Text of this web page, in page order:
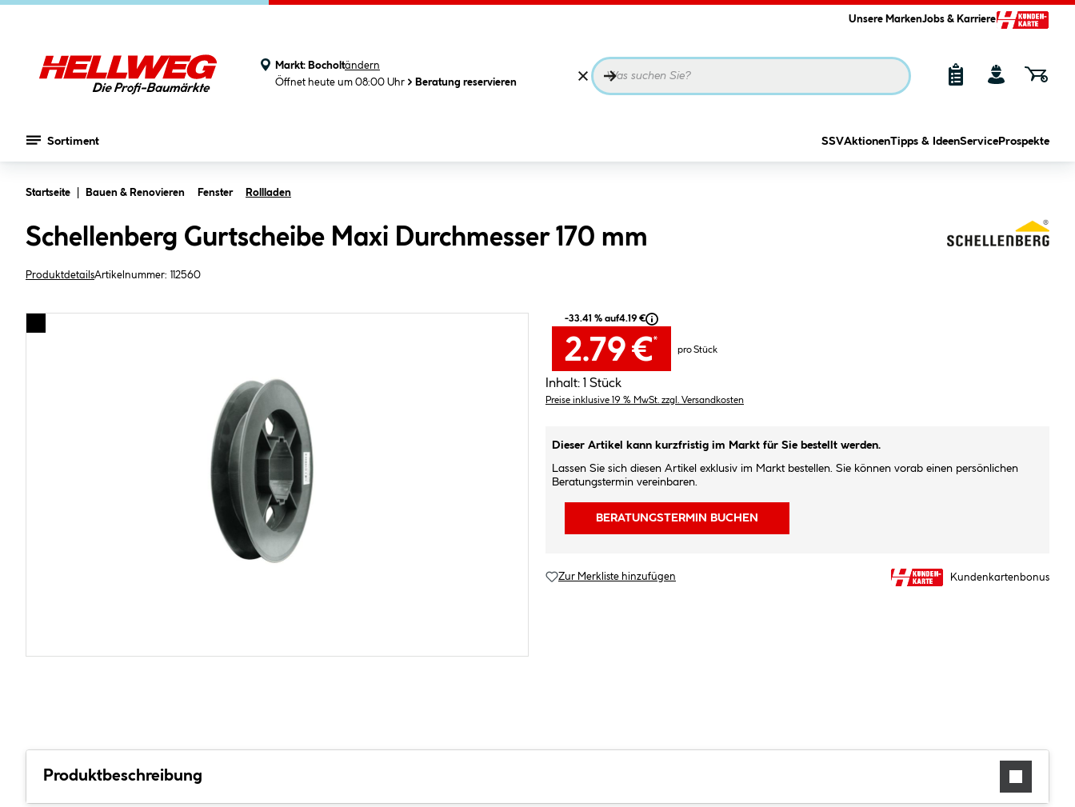
Unsere MarkenJobs & Karriere
Markt: Bocholtändern
Öffnet heute um 08:00 Uhr
Beratung reservieren
Sortiment SSVAktionenTipps & IdeenService Prospekte
Startseite Bauen & Renovieren Fenster Rollladen
Schellenberg Gurtscheibe Maxi Durchmesser 170 mm
ProduktdetailsArtikelnummer: 112560
-33.41 % auf4.19 €
2.79 €*
pro Stück
Inhalt: 1 Stück
Preise inklusive 19 % MwSt. zzgl. Versandkosten
Dieser Artikel kann kurzfristig im Markt für Sie bestellt werden.
Lassen Sie sich diesen Artikel exklusiv im Markt bestellen. Sie können vorab einen persönlichen
Beratungstermin vereinbaren.
BERATUNGSTERMIN BUCHEN
Zur Merkliste hinzufügen Kundenkartenbonus
Produktbeschreibung